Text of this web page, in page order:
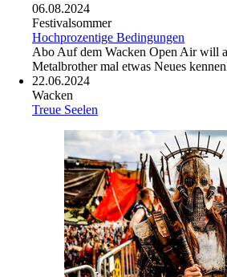
06.08.2024
Festivalsommer
Hochprozentige Bedingungen
Abo Auf dem Wacken Open Air will
Metalbrother mal etwas Neues
22.06.2024
Wacken
Treue Seelen